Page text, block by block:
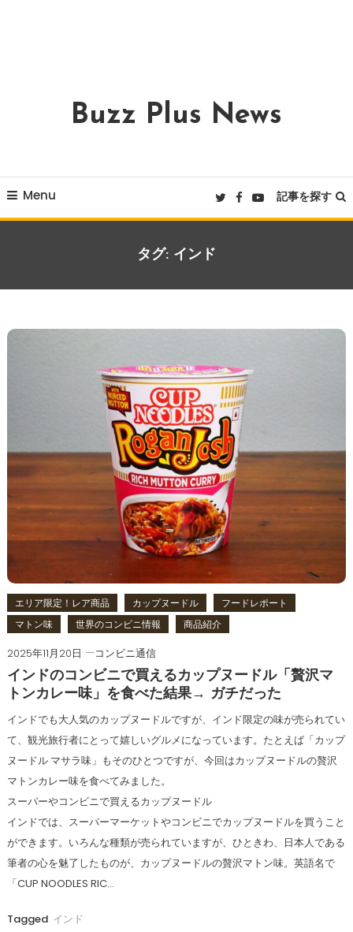
Buzz Plus News
Menu 記事を探す
タグ: インド
エリア限定！レア商品 カップヌードル
フードレポート
マトン味
世界のコンビニ情報 商品紹介
2025年11月20日
コンビニ通信
インドのコンビニで買えるカップヌードル「贅沢マ
トンカレー味」を食べた結果→ ガチだった
インドでも大人気のカップヌードルですが、インド限定の味が売られてい
て、観光旅行者にとって嬉しいグルメになっています。たとえば「カップ
ヌードル マサラ味」もそのひとつですが、今回はカップヌードルの贅沢
マトンカレー味を食べてみました。
スーパーやコンビニで買えるカップヌードル
インドでは、スーパーマーケットやコンビニでカップヌードルを買うこと
ができます。いろんな種類が売られていますが、ひときわ、日本人である
筆者の心を魅了したものが、カップヌードルの贅沢マトン味。英語名で
「CUP NOODLES RIC…
Tagged インド